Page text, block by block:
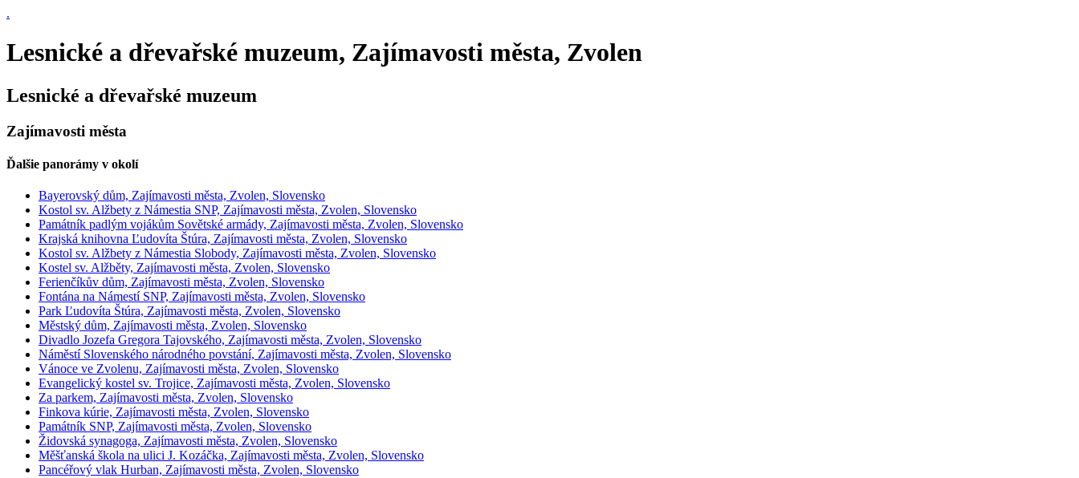
.
Lesnické a dřevařské muzeum, Zajímavosti města, Zvolen
Lesnické a dřevařské muzeum
Zajímavosti města
Ďalšie panorámy v okolí
Bayerovský dům, Zajímavosti města, Zvolen, Slovensko
Kostol sv. Alžbety z Námestia SNP, Zajímavosti města, Zvolen, Slovensko
Památník padlým vojákům Sovětské armády, Zajímavosti města, Zvolen, Slovensko
Krajská knihovna Ľudovíta Štúra, Zajímavosti města, Zvolen, Slovensko
Kostol sv. Alžbety z Námestia Slobody, Zajímavosti města, Zvolen, Slovensko
Kostel sv. Alžběty, Zajímavosti města, Zvolen, Slovensko
Ferienčíkův dům, Zajímavosti města, Zvolen, Slovensko
Fontána na Námestí SNP, Zajímavosti města, Zvolen, Slovensko
Park Ľudovíta Štúra, Zajímavosti města, Zvolen, Slovensko
Městský dům, Zajímavosti města, Zvolen, Slovensko
Divadlo Jozefa Gregora Tajovského, Zajímavosti města, Zvolen, Slovensko
Náměstí Slovenského národného povstání, Zajímavosti města, Zvolen, Slovensko
Vánoce ve Zvolenu, Zajímavosti města, Zvolen, Slovensko
Evangelický kostel sv. Trojice, Zajímavosti města, Zvolen, Slovensko
Za parkem, Zajímavosti města, Zvolen, Slovensko
Finkova kúrie, Zajímavosti města, Zvolen, Slovensko
Památník SNP, Zajímavosti města, Zvolen, Slovensko
Židovská synagoga, Zajímavosti města, Zvolen, Slovensko
Měšťanská škola na ulici J. Kozáčka, Zajímavosti města, Zvolen, Slovensko
Pancéřový vlak Hurban, Zajímavosti města, Zvolen, Slovensko